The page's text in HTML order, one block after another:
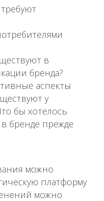
в
бренда?
аспекты
у
бы хотелось
бренде прежде
можно
платформу
можно